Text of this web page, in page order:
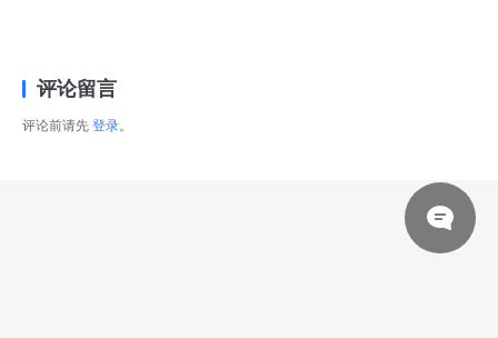
评论留言
评论前请先 登录。